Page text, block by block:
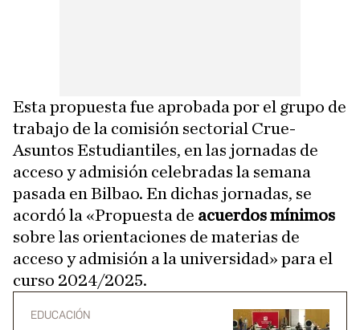
Esta propuesta fue aprobada por el grupo de
trabajo de la comisión sectorial Crue-
Asuntos Estudiantiles, en las jornadas de
acceso y admisión celebradas la semana
pasada en Bilbao. En dichas jornadas, se
acordó la «Propuesta de acuerdos mínimos
sobre las orientaciones de materias de
acceso y admisión a la universidad» para el
curso 2024/2025.
EDUCACIÓN